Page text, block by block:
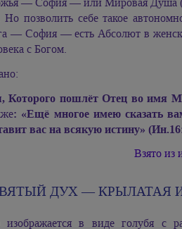
Но позволить себе такое
— София — есть Абсолют в
с Богом.
пошлёт Отец во имя
: «Ещё многое имею сказать
вас на всякую истину»
Взято из
ДУХ — КРЫЛАТАЯ
в виде голубя с